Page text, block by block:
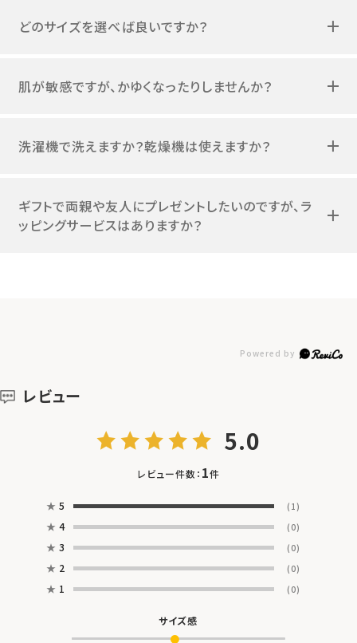
どのサイズを選べば良いですか？
肌が敏感ですが、かゆくなったりしませんか？
洗濯機で洗えますか？乾燥機は使えますか？
ギフトで両親や友人にプレゼントしたいのですが、ラ
ッピングサービスはありますか？
レビュー
5.0
レビュー件数： 1件
★ 5 (1)
★ 4 (0)
★ 3 (0)
★ 2 (0)
★ 1 (0)
サイズ感